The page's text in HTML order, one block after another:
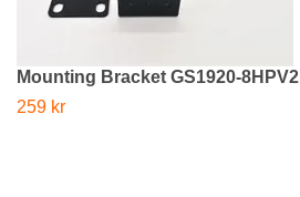
Mounting Bracket GS1920-8HPV2
259 kr